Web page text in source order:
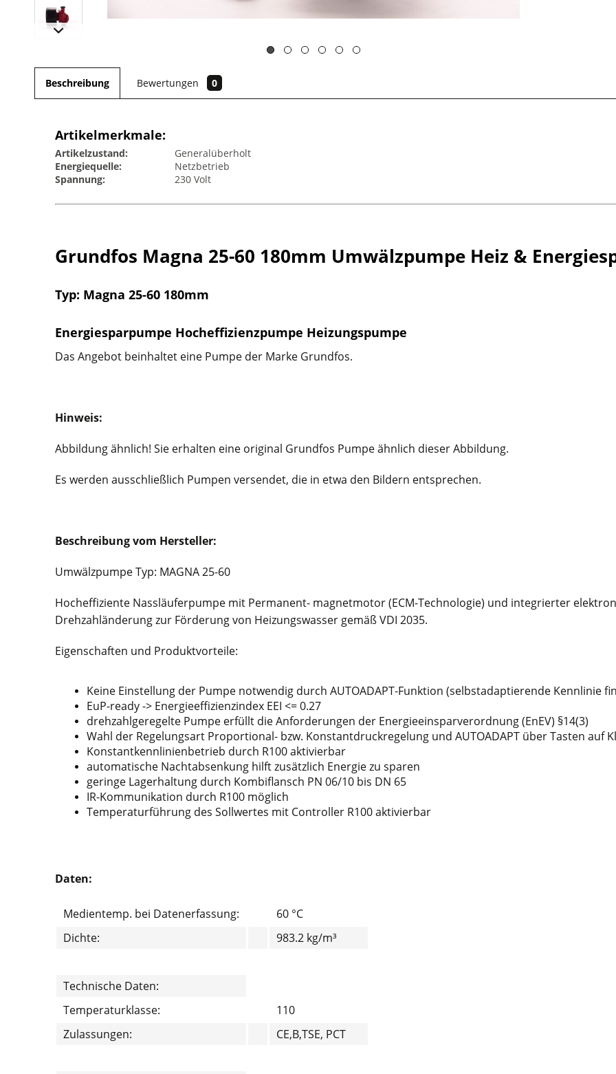
Beschreibung Bewertungen 0
Artikelmerkmale:
Artikelzustand:
Generalüberholt
Energiequelle:
Netzbetrieb
Spannung:
230 Volt
Grundfos Magna 25-60 180mm Umwälzpumpe Heiz &
Typ: Magna 25-60 180mm
Energiesparpumpe Hocheffizienzpumpe Heizungspumpe
Das Angebot beinhaltet eine Pumpe der Marke Grundfos.
Hinweis:
Abbildung ähnlich! Sie erhalten eine original Grundfos Pumpe ähnlich dieser Abbildung.
Es werden ausschließlich Pumpen versendet, die in etwa den Bildern entsprechen.
Beschreibung vom Hersteller:
Umwälzpumpe Typ: MAGNA 25-60
Hocheffiziente Nassläuferpumpe mit Permanent- magnetmotor (ECM-Technologie) und integrierter
Drehzahländerung zur Förderung von Heizungswasser gemäß VDI 2035.
Eigenschaften und Produktvorteile:
Keine Einstellung der Pumpe notwendig durch AUTOADAPT-Funktion (selbstadaptierende Kennlinie
EuP-ready -> Energieeffizienzindex EEI <= 0.27
drehzahlgeregelte Pumpe erfüllt die Anforderungen der Energieeinsparverordnung (EnEV) §14(3)
Wahl der Regelungsart Proportional- bzw. Konstantdruckregelung und AUTOADAPT über Tasten auf
Konstantkennlinienbetrieb durch R100 aktivierbar
automatische Nachtabsenkung hilft zusätzlich Energie zu sparen
geringe Lagerhaltung durch Kombiflansch PN 06/10 bis DN 65
IR-Kommunikation durch R100 möglich
Temperaturführung des Sollwertes mit Controller R100 aktivierbar
Daten:
Medientemp. bei Datenerfassung:
60 °C
Dichte:
983.2 kg/m³
Technische Daten:
Temperaturklasse:
110
Zulassungen:
CE,B,TSE, PCT